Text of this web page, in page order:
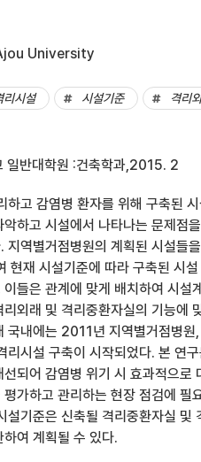
University
리시설 시설기준 격리
일반대학원 :건축학과,2015. 2
하고 감염병 환자를 위해 구축된
하고 시설에서 나타나는 문제점
지역별거점병원의 계획된 시설들
현재 시설기준에 따라 구축된 시
들은 관계에 맞게 배치하여 시설
외래 및 격리중환자실의 기능에
국내에는 2011년 지역별거점병원
리시설 구축이 시작되었다. 본 연
되어 감염병 위기 시 효과적으로
가하고 관리하는 현장 점검에 필
설기준은 신축될 격리중환자실 및
여 계획될 수 있다.